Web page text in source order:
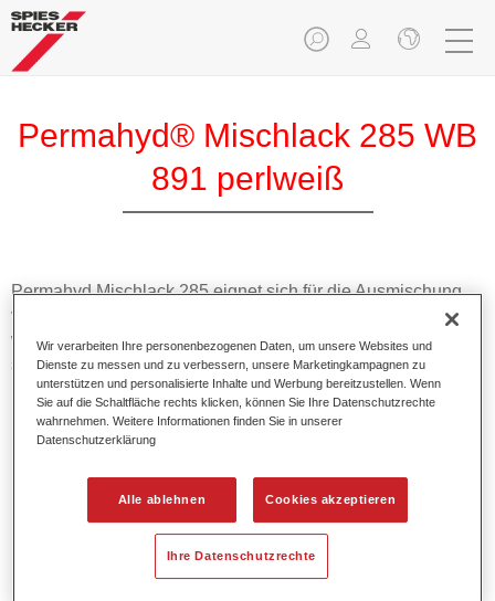
Permahyd® Mischlack 285 WB
891 perlweiß
Permahyd Mischlack 285 eignet sich für die Ausmischung
von Permahyd Perlmutt Basislack 285, einem hochwertigen
wasserverdünnbaren Basislacksystem. Es basiert auf einer
speziellen PU-Dispersionstechnologie für Uni- und
Effektlackierungen.
Produktmerkmale
1,5 Spritzgängen.
Bietet ein gutes Standvermögen.
Verfügt über ein hohes Deckvermögen.
Besitzt eine hohe Farbtongenauigkeit.
Wir verarbeiten Ihre personenbezogenen Daten, um unsere Websites und
Dienste zu messen und zu verbessern, unsere Marketingkampagnen zu
unterstützen und personalisierte Inhalte und Werbung bereitzustellen. Wenn
Sie auf die Schaltfläche rechts klicken, können Sie Ihre Datenschutzrechte
wahrnehmen. Weitere Informationen finden Sie in unserer
Datenschutzerklärung
Alle ablehnen Cookies akzeptieren
Ihre Datenschutzrechte